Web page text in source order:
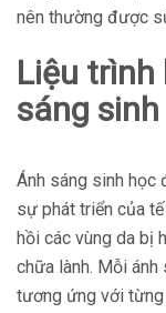
nên thường được
Liệu trình
sáng
Ánh sáng sinh học
sự phát triển của
hồi các vùng da bị
chữa lành. Mỗi
tương ứng với